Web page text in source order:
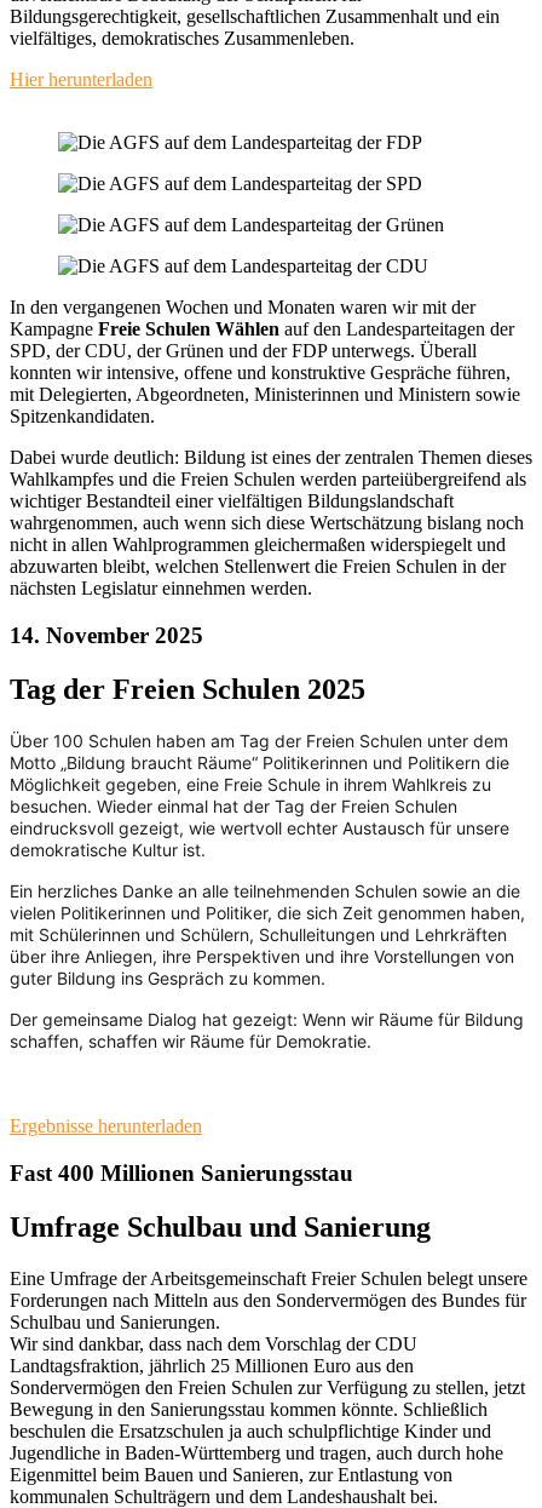
Bildungsgerechtigkeit, gesellschaftlichen Zusammenhalt und ein
vielfältiges, demokratisches Zusammenleben.
Hier herunterladen
In den vergangenen Wochen und Monaten waren wir mit der
Kampagne Freie Schulen Wählen auf den Landesparteitagen der
SPD, der CDU, der Grünen und der FDP unterwegs. Überall
konnten wir intensive, offene und konstruktive Gespräche führen,
mit Delegierten, Abgeordneten, Ministerinnen und Ministern sowie
Spitzenkandidaten.
Dabei wurde deutlich: Bildung ist eines der zentralen Themen dieses
Wahlkampfes und die Freien Schulen werden parteiübergreifend als
wichtiger Bestandteil einer vielfältigen Bildungslandschaft
wahrgenommen, auch wenn sich diese Wertschätzung bislang noch
nicht in allen Wahlprogrammen gleichermaßen widerspiegelt und
abzuwarten bleibt, welchen Stellenwert die Freien Schulen in der
nächsten Legislatur einnehmen werden.
14. November 2025​
Tag der Freien Schulen 2025
Über 100 Schulen haben am Tag der Freien Schulen unter dem
Motto „Bildung braucht Räume“ Politikerinnen und Politikern die
Möglichkeit gegeben, eine Freie Schule in ihrem Wahlkreis zu
besuchen. Wieder einmal hat der Tag der Freien Schulen
eindrucksvoll gezeigt, wie wertvoll echter Austausch für unsere
demokratische Kultur ist.
Ein herzliches Danke an alle teilnehmenden Schulen sowie an die
vielen Politikerinnen und Politiker, die sich Zeit genommen haben,
mit Schülerinnen und Schülern, Schulleitungen und Lehrkräften
über ihre Anliegen, ihre Perspektiven und ihre Vorstellungen von
guter Bildung ins Gespräch zu kommen.
Der gemeinsame Dialog hat gezeigt: Wenn wir Räume für Bildung
schaffen, schaffen wir Räume für Demokratie.
Ergebnisse herunterladen
Fast 400 Millionen Sanierungsstau
Umfrage Schulbau und Sanierung
Eine Umfrage der Arbeitsgemeinschaft Freier Schulen belegt unsere
Forderungen nach Mitteln aus den Sondervermögen des Bundes für
Schulbau und Sanierungen.
Wir sind dankbar, dass nach dem Vorschlag der CDU
Landtagsfraktion, jährlich 25 Millionen Euro aus den
Sondervermögen den Freien Schulen zur Verfügung zu stellen, jetzt
Bewegung in den Sanierungsstau kommen könnte. Schließlich
beschulen die Ersatzschulen ja auch schulpflichtige Kinder und
Jugendliche in Baden-Württemberg und tragen, auch durch hohe
Eigenmittel beim Bauen und Sanieren, zur Entlastung von
kommunalen Schulträgern und dem Landeshaushalt bei.